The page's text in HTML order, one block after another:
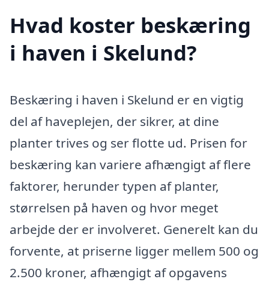
Hvad koster beskæring
i haven i Skelund?
Beskæring i haven i Skelund er en vigtig
del af haveplejen, der sikrer, at dine
planter trives og ser flotte ud. Prisen for
beskæring kan variere afhængigt af flere
faktorer, herunder typen af planter,
størrelsen på haven og hvor meget
arbejde der er involveret. Generelt kan du
forvente, at priserne ligger mellem 500 og
2.500 kroner, afhængigt af opgavens